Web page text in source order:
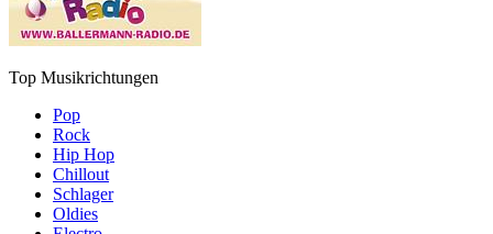
Top Musikrichtungen
Pop
Rock
Hip Hop
Chillout
Schlager
Oldies